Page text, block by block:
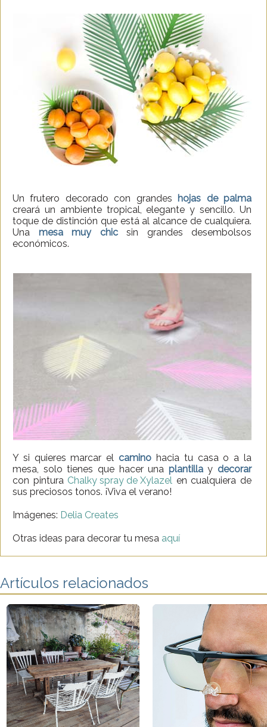
Un frutero decorado con grandes hojas de palma
creará un ambiente tropical, elegante y sencillo. Un
toque de distinción que está al alcance de cualquiera.
Una mesa muy chicsin grandes desembolsos
económicos.
Y si quieres marcar el camino hacia tu casa o a la
mesa, solo tienes que hacer una plantillay decorar
con pintura Chalky spray de Xylazel en cualquiera de
sus preciosos tonos. ¡Viva el verano!
Imágenes: Delia Creates
Otras ideas para decorar tu mesa aquí
Artículos relacionados